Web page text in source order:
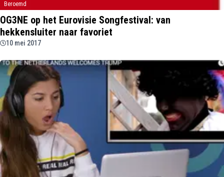
Beroemd
OG3NE op het Eurovisie Songfestival: van
hekkensluiter naar favoriet
10 mei 2017